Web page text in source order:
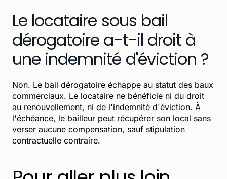
Le locataire sous bail
dérogatoire a-t-il droit à
une indemnité d'éviction ?
Non. Le bail dérogatoire échappe au statut des baux
commerciaux. Le locataire ne bénéficie ni du droit
au renouvellement, ni de l'indemnité d'éviction. À
l'échéance, le bailleur peut récupérer son local sans
verser aucune compensation, sauf stipulation
contractuelle contraire.